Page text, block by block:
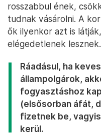
rosszabbul ének,
tudnak vásárolni. A
ők ilyenkor azt is
elégedetlenek lesznek.
Ráadásul, ha
állampolgárok,
fogyasztáshoz
(elsősorban áfát,
fizetnek be,
kerül.